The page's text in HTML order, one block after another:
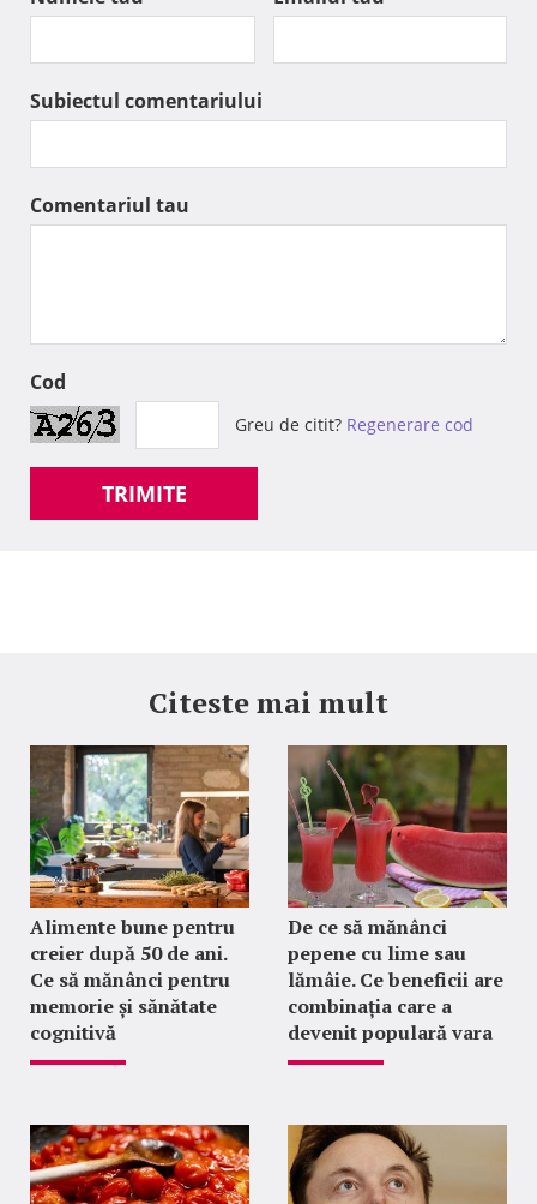
Subiectul comentariului
Comentariul tau
Cod
Greu de citit? Regenerare cod
TRIMITE
Citeste mai mult
Alimente bune pentru
creier după 50 de ani.
Ce să mănânci pentru
memorie și sănătate
cognitivă
De ce să mănânci
pepene cu lime sau
lămâie. Ce beneficii are
combinația care a
devenit populară vara